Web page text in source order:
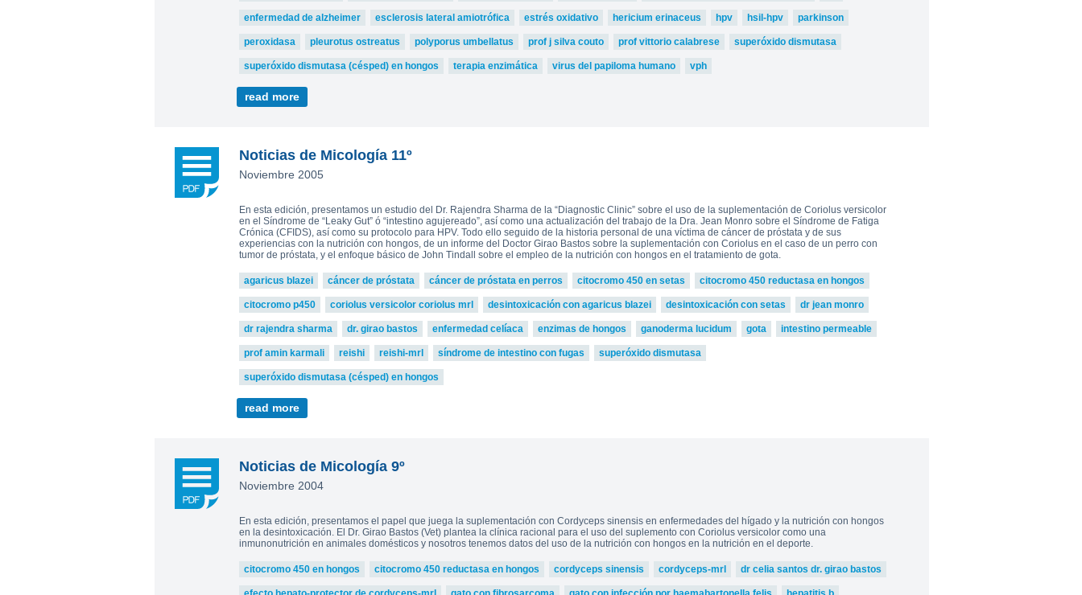
enfermedad de alzheimer esclerosis lateral amiotrófica estrés oxidativo hericium erinaceus hpv hsil-hpv parkinson
peroxidasa pleurotus ostreatus polyporus umbellatus prof j silva couto prof vittorio calabrese superóxido dismutasa
superóxido dismutasa (césped) en hongos terapia enzimática virus del papiloma humano vph
read more
Noticias de Micología 11º
Noviembre 2005
En esta edición, presentamos un estudio del Dr. Rajendra Sharma de la “Diagnostic Clinic” sobre el uso de la suplementación de Coriolus versicolor
en el Síndrome de “Leaky Gut” ó “intestino agujereado”, así como una actualización del trabajo de la Dra. Jean Monro sobre el Síndrome de Fatiga
Crónica (CFIDS), así como su protocolo para HPV. Todo ello seguido de la historia personal de una víctima de cáncer de próstata y de sus
experiencias con la nutrición con hongos, de un informe del Doctor Girao Bastos sobre la suplementación con Coriolus en el caso de un perro con
tumor de próstata, y el enfoque básico de John Tindall sobre el empleo de la nutrición con hongos en el tratamiento de gota.
agaricus blazei cáncer de próstata cáncer de próstata en perros citocromo 450 en setas citocromo 450 reductasa en hongos
citocromo p450 coriolus versicolor coriolus mrl desintoxicación con agaricus blazei desintoxicación con setas dr jean monro
dr rajendra sharma dr. girao bastos enfermedad celíaca enzimas de hongos ganoderma lucidum gota intestino permeable
prof amin karmali reishi reishi-mrl síndrome de intestino con fugas superóxido dismutasa
superóxido dismutasa (césped) en hongos
read more
Noticias de Micología 9º
Noviembre 2004
En esta edición, presentamos el papel que juega la suplementación con Cordyceps sinensis en enfermedades del hígado y la nutrición con hongos
en la desintoxicación. El Dr. Girao Bastos (Vet) plantea la clínica racional para el uso del suplemento con Coriolus versicolor como una
inmunonutrición en animales domésticos y nosotros tenemos datos del uso de la nutrición con hongos en la nutrición en el deporte.
citocromo 450 en hongos citocromo 450 reductasa en hongos cordyceps sinensis cordyceps-mrl dr celia santos dr. girao bastos